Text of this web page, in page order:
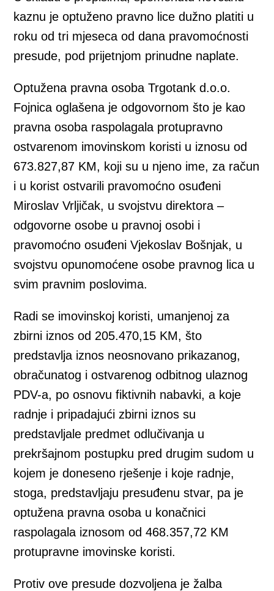
kaznu je optuženo pravno lice dužno platiti u
roku od tri mjeseca od dana pravomoćnosti
presude, pod prijetnjom prinudne naplate.
Optužena pravna osoba Trgotank d.o.o.
Fojnica oglašena je odgovornom što je kao
pravna osoba raspolagala protupravno
ostvarenom imovinskom koristi u iznosu od
673.827,87 KM, koji su u njeno ime, za račun
i u korist ostvarili pravomoćno osuđeni
Miroslav Vrljičak, u svojstvu direktora –
odgovorne osobe u pravnoj osobi i
pravomoćno osuđeni Vjekoslav Bošnjak, u
svojstvu opunomoćene osobe pravnog lica u
svim pravnim poslovima.
Radi se imovinskoj koristi, umanjenoj za
zbirni iznos od 205.470,15 KM, što
predstavlja iznos neosnovano prikazanog,
obračunatog i ostvarenog odbitnog ulaznog
PDV-a, po osnovu fiktivnih nabavki, a koje
radnje i pripadajući zbirni iznos su
predstavljale predmet odlučivanja u
prekršajnom postupku pred drugim sudom u
kojem je doneseno rješenje i koje radnje,
stoga, predstavljaju presuđenu stvar, pa je
optužena pravna osoba u konačnici
raspolagala iznosom od 468.357,72 KM
protupravne imovinske koristi.
Protiv ove presude dozvoljena je žalba